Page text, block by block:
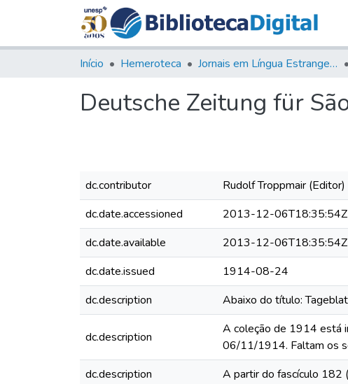
Início Hemeroteca Jornais em Língua Estrangeira
Deutsche Zeitung für
dc.contributor Rudolf Troppmair (Editor)
dc.date.accessioned
2013-12-06T18:35:54Z
dc.date.available
2013-12-06T18:35:54Z
dc.date.issued
1914-08-24
dc.description
Abaixo do título:
dc.description
A coleção de 1914 está
06/11/1914. Faltam os
dc.description A partir do fascículo 182